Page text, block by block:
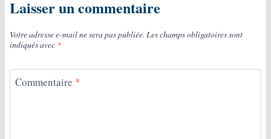
Laisser un commentaire
Votre adresse e-mail ne sera pas publiée. Les champs obligatoires sont
indiqués avec *
Commentaire *